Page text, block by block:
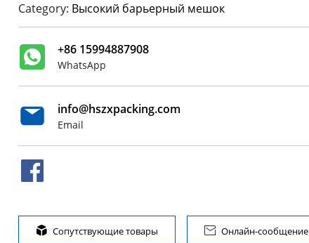
Category: Высокий барьерный мешок
+86 15994887908
WhatsApp
info@hszxpacking.com
Email
 Сопутствующие товары  Онлайн-сообщение